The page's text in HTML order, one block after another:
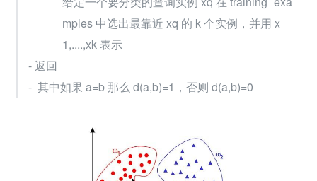
mples 中选出最靠近 xq 的 k 个实例，并用 x
1,....,xk 表示
- 返回
-  其中如果 a=b 那么 d(a,b)=1，否则 d(a,b)=0